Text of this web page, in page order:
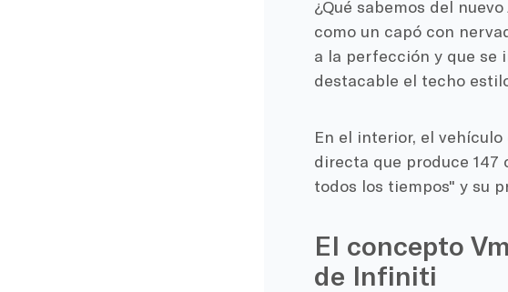
¿Qué sabemos del
como un capó con
a la perfección y que se
destacable el techo
En el interior, el
directa que produce 147
todos los tiempos" y su
El concepto
de Infiniti